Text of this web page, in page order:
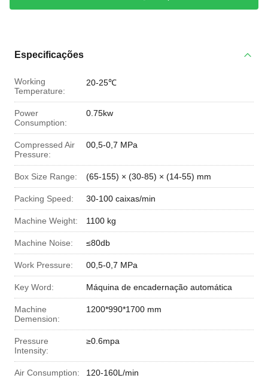
Especificações
Working
Temperature:
20-25℃
Power
Consumption:
0.75kw
Compressed Air
Pressure:
00,5-0,7 MPa
Box Size Range: (65-155) × (30-85) × (14-55) mm
Packing Speed: 30-100 caixas/min
Machine Weight: 1100 kg
Machine Noise: ≤80db
Work Pressure: 00,5-0,7 MPa
Key Word: Máquina de encadernação automática
Machine
Demension:
1200*990*1700 mm
Pressure
Intensity:
≥0.6mpa
Air Consumption: 120-160L/min